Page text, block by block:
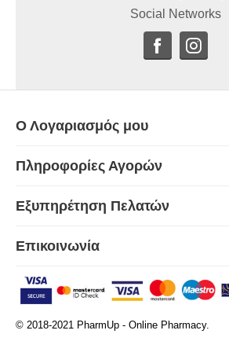
Social Networks
Ο Λογαριασμός μου
Πληροφορίες Αγορών
Εξυπηρέτηση Πελατών
Επικοινωνία
© 2018-2021 PharmUp - Online Pharmacy.